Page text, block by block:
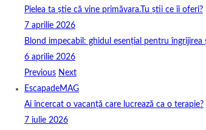
Pielea ta știe că vine primăvara.Tu știi ce îi oferi?
7 aprilie 2026
Blond impecabil: ghidul esențial pentru îngrijirea
6 aprilie 2026
Previous Next
EscapadeMAG
Ai încercat o vacanță care lucrează ca o terapie?
7 iulie 2026